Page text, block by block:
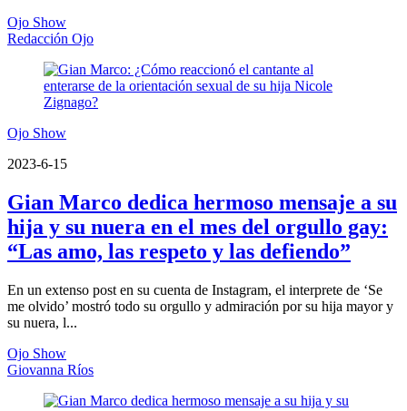
Ojo Show
Redacción Ojo
Ojo Show
2023-6-15
Gian Marco dedica hermoso mensaje a su
hija y su nuera en el mes del orgullo gay:
“Las amo, las respeto y las defiendo”
En un extenso post en su cuenta de Instagram, el interprete de ‘Se
me olvido’ mostró todo su orgullo y admiración por su hija mayor y
su nuera, l...
Ojo Show
Giovanna Ríos